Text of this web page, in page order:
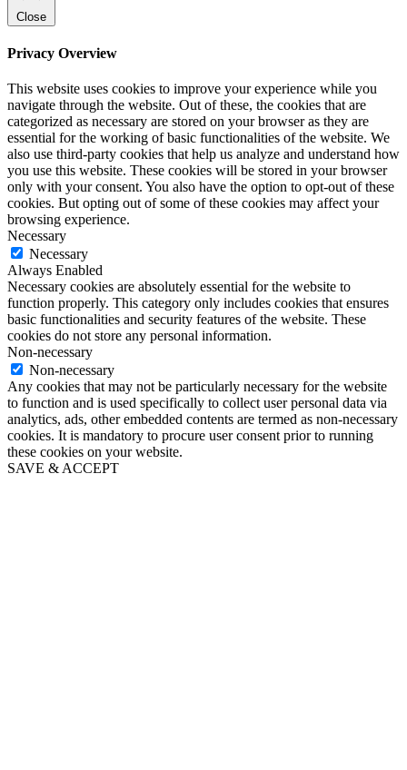
Close
Privacy Overview
This website uses cookies to improve your experience while you
navigate through the website. Out of these, the cookies that are
categorized as necessary are stored on your browser as they are
essential for the working of basic functionalities of the website. We
also use third-party cookies that help us analyze and understand how
you use this website. These cookies will be stored in your browser
only with your consent. You also have the option to opt-out of these
cookies. But opting out of some of these cookies may affect your
browsing experience.
Necessary
Necessary
Always Enabled
Necessary cookies are absolutely essential for the website to
function properly. This category only includes cookies that ensures
basic functionalities and security features of the website. These
cookies do not store any personal information.
Non-necessary
Non-necessary
Any cookies that may not be particularly necessary for the website
to function and is used specifically to collect user personal data via
analytics, ads, other embedded contents are termed as non-necessary
cookies. It is mandatory to procure user consent prior to running
these cookies on your website.
SAVE & ACCEPT